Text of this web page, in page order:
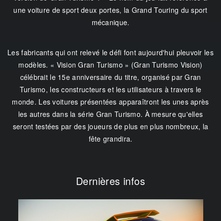
une voiture de sport deux portes, la Grand Touring du sport
mécanique.
Les fabricants qui ont relevé le défi font aujourd'hui pleuvoir les
modèles. « Vision Gran Turismo » (Gran Turismo Vision)
célébrait le 15e anniversaire du titre, organisé par Gran
Turismo, les constructeurs et les utilisateurs à travers le
monde. Les voitures présentées apparaîtront les unes après
les autres dans la série Gran Turismo. À mesure qu'elles
seront testées par des joueurs de plus en plus nombreux, la
fête grandira.
Dernières infos